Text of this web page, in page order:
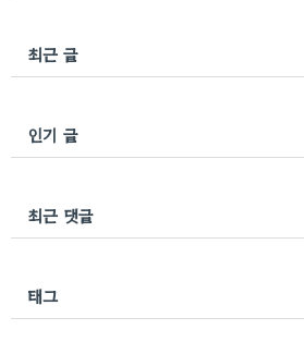
최근 글
인기 글
최근 댓글
태그